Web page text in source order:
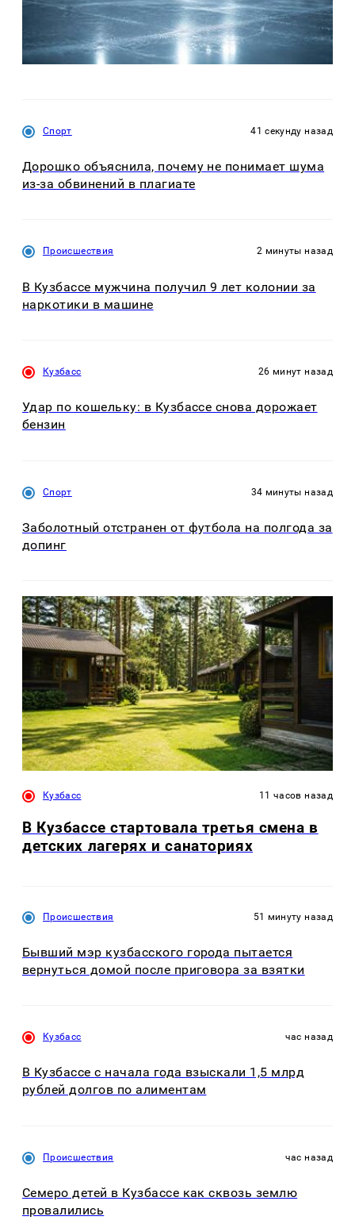
Спорт 41 секунду назад
Дорошко объяснила, почему не понимает шума
из-за обвинений в плагиате
Происшествия 2 минуты назад
В Кузбассе мужчина получил 9 лет колонии за
наркотики в машине
Кузбасс 26 минут назад
Удар по кошельку: в Кузбассе снова дорожает
бензин
Спорт 34 минуты назад
Заболотный отстранен от футбола на полгода за
допинг
Кузбасс 11 часов назад
В Кузбассе стартовала третья смена в
детских лагерях и санаториях
Происшествия 51 минуту назад
Бывший мэр кузбасского города пытается
вернуться домой после приговора за взятки
Кузбасс час назад
В Кузбассе с начала года взыскали 1,5 млрд
рублей долгов по алиментам
Происшествия час назад
Семеро детей в Кузбассе как сквозь землю
провалились